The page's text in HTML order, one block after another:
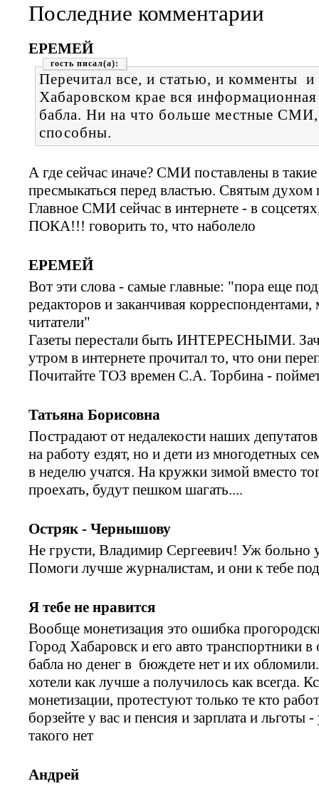
Последние комментарии
ЕРЕМЕЙ
гость
Перечитал все, и статью, и комменты
Хабаровском крае вся
бабла. Ни на что больше местные
способны.
А где сейчас иначе? СМИ поставлены в
пресмыкаться перед властью. Святым духом
Главное СМИ сейчас в интернете - в
ПОКА!!! говорить то, что наболело
ЕРЕМЕЙ
Вот эти слова - самые главные: "пора еще
редакторов и заканчивая
читатели"
Газеты перестали быть ИНТЕРЕСНЫМИ.
утром в интернете прочитал то, что они
Почитайте ТОЗ времен С.А. Торбина -
Татьяна Борисовна
Пострадают от недалекости наших
на работу ездят, но и дети из многодетных
в неделю учатся. На кружки зимой вместо
проехать, будут пешком шагать....
Остряк - Чернышову
Не грусти, Владимир Сергеевич! Уж больно
Помоги лучше журналистам, и они к тебе
Я тебе не нравится
Вообще монетизация это ошибка
Город Хабаровск и его авто транспортники
бабла но денег в бюждете нет и их
хотели как лучше а получилось как всегда.
монетизации, протестуют только те кто
борзейте у вас и пенсия и зарплата и
такого нет
Андрей